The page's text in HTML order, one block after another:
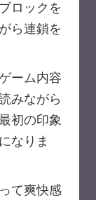
ロックを
ら連鎖を
ーム内容
みながら
初の印象
なりま
て爽快感